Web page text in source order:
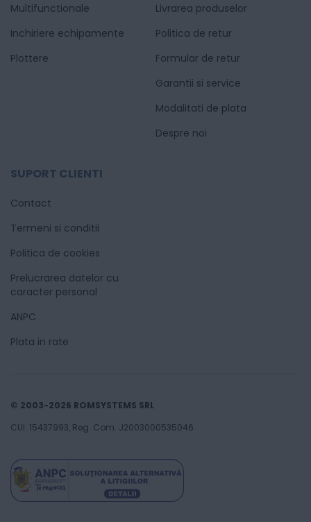
Multifunctionale
Inchiriere echipamente
Plottere
Livrarea produselor
Politica de retur
Formular de retur
Garantii si service
Modalitati de plata
Despre noi
SUPORT CLIENTI
Contact
Termeni si conditii
Politica de cookies
Prelucrarea datelor cu
caracter personal
ANPC
Plata in rate
© 2003-2026 ROMSYSTEMS SRL
CUI: 15437993, Reg. Com. J2003000535046